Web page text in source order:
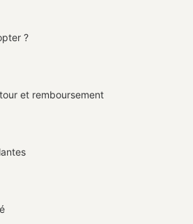
?
et remboursement